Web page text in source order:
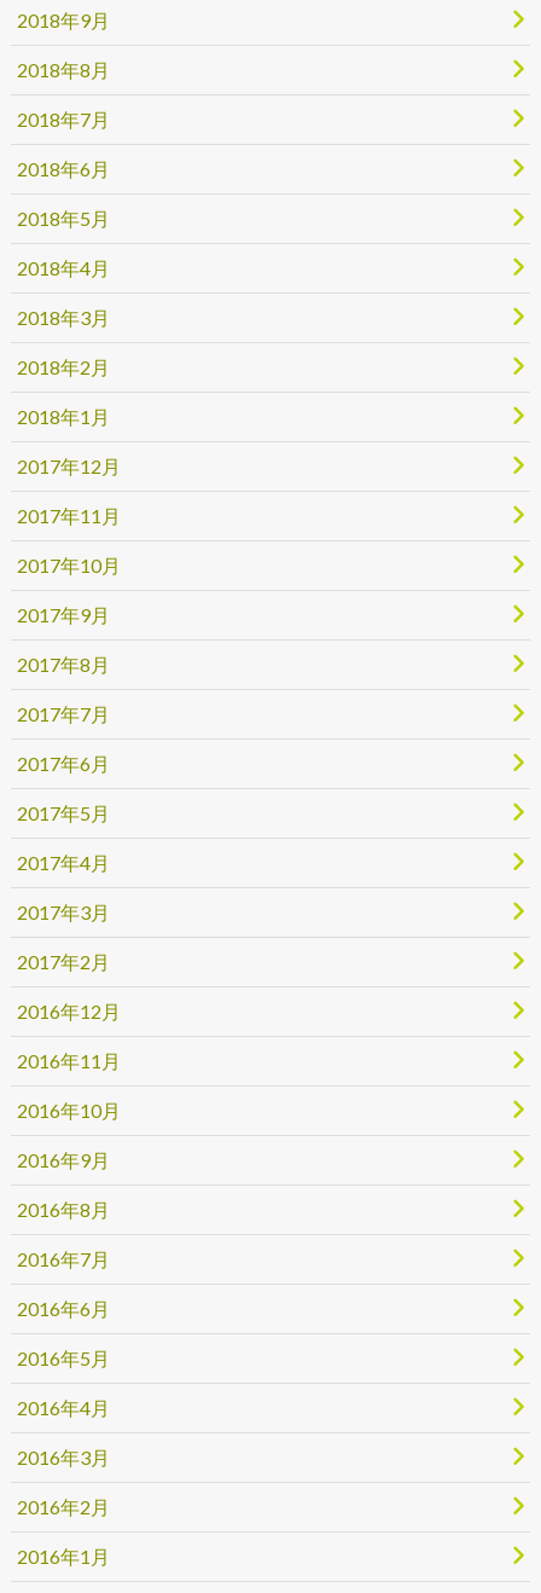
2018年9月
2018年8月
2018年7月
2018年6月
2018年5月
2018年4月
2018年3月
2018年2月
2018年1月
2017年12月
2017年11月
2017年10月
2017年9月
2017年8月
2017年7月
2017年6月
2017年5月
2017年4月
2017年3月
2017年2月
2016年12月
2016年11月
2016年10月
2016年9月
2016年8月
2016年7月
2016年6月
2016年5月
2016年4月
2016年3月
2016年2月
2016年1月